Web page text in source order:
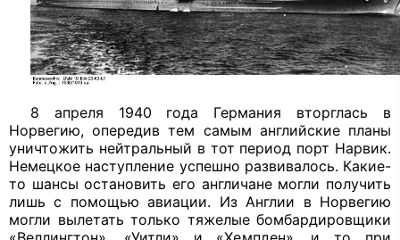
8 апреля 1940 года Германия вторг­лась в
Норвегию, опередив тем самым английские планы
уничтожить нейтраль­ный в тот период порт Нарвик.
Немец­кое наступление успешно развивалось. Какие-
то шансы остановить его англича­не могли получить
лишь с помощью авиа­ции. Из Англии в Норвегию
могли выле­тать только тяжелые бомбардировщики